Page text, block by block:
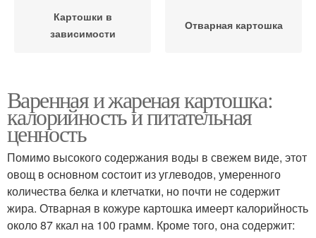
Картошки в
зависимости
Отварная картошка
Варенная и жареная картошка:
калорийность и питательная
ценность
Помимо высокого содержания воды в свежем виде, этот
овощ в основном состоит из углеводов, умеренного
количества белка и клетчатки, но почти не содержит
жира. Отварная в кожуре картошка имеерт калорийность
около 87 ккал на 100 грамм. Кроме того, она содержит: